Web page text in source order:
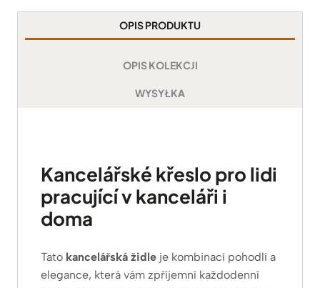
OPIS PRODUKTU
OPIS KOLEKCJI
WYSYŁKA
Kancelářské křeslo pro lidi
pracující v kanceláři i
doma
Tato kancelářská židle je kombinací pohodlí a
elegance, která vám zpříjemní každodenní